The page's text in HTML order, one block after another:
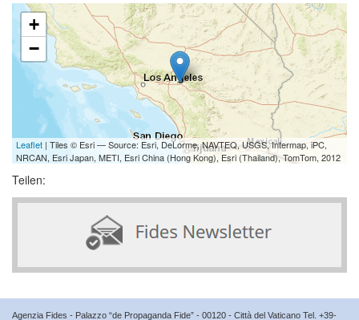
+
−
Leaflet | Tiles © Esri — Source: Esri, DeLorme, NAVTEQ, USGS, Intermap, iPC,
NRCAN, Esri Japan, METI, Esri China (Hong Kong), Esri (Thailand), TomTom, 2012
Teilen:
Agenzia Fides - Palazzo “de Propaganda Fide” - 00120 - Città del Vaticano Tel. +39-